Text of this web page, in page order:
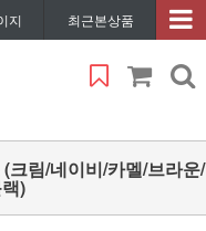
지 최근본상품
크림/네이비/카멜/브라운/
)